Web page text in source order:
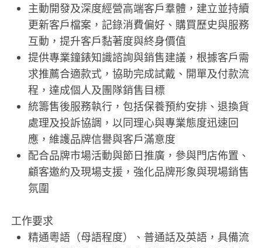
主動開發及深度經營高端客戶羣體，建立並持續
更新客戶檔案，記錄消費偏好、購買歷史與服務
互動，提升客戶黏著度與終身價值
提供專業鐘錶知識諮詢與銷售建議，根據客戶需
求推薦合適款式，協助完成試戴、開單及付款流
程，達成個人及團隊銷售目標
統籌售後服務執行，包括保養預約安排、退換貨
處理及投訴協調，以同理心與專業態度迅速回
應，維護品牌信譽與客戶滿意度
配合品牌市場活動與節日推廣，參與門店佈置、
顧客邀約及現場支援，強化品牌形象與現場銷售
氛圍
工作要求
精通粵語（母語程度）、普通話及英語，具備流